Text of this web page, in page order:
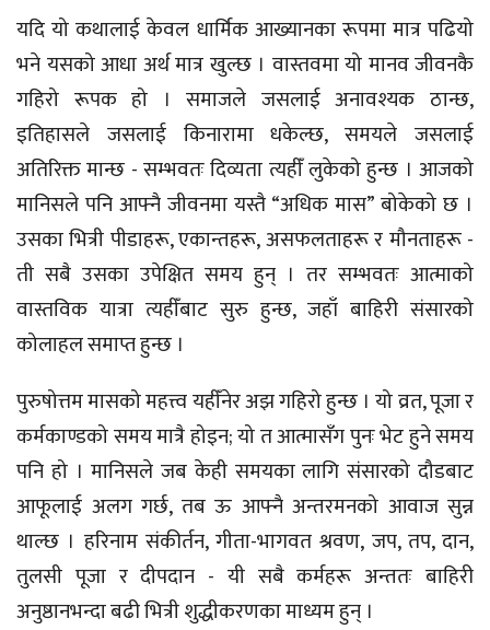
यदि यो कथालाई केवल धार्मिक आख्यानका रूपमा मात्र पढियो
भने यसको आधा अर्थ मात्र खुल्छ । वास्तवमा यो मानव जीवनकै
गहिरो रूपक हो । समाजले जसलाई अनावश्यक ठान्छ,
इतिहासले जसलाई किनारामा धकेल्छ, समयले जसलाई
अतिरिक्त मान्छ - सम्भवतः दिव्यता त्यहीँ लुकेको हुन्छ । आजको
मानिसले पनि आफ्नै जीवनमा यस्तै “अधिक मास” बोकेको छ ।
उसका भित्री पीडाहरू, एकान्तहरू, असफलताहरू र मौनताहरू -
ती सबै उसका उपेक्षित समय हुन् । तर सम्भवतः आत्माको
वास्तविक यात्रा त्यहीँबाट सुरु हुन्छ, जहाँ बाहिरी संसारको
कोलाहल समाप्त हुन्छ ।
पुरुषोत्तम मासको महत्त्व यहीँनेर अझ गहिरो हुन्छ । यो व्रत, पूजा र
कर्मकाण्डको समय मात्रै होइन; यो त आत्मासँग पुनः भेट हुने समय
पनि हो । मानिसले जब केही समयका लागि संसारको दौडबाट
आफूलाई अलग गर्छ, तब ऊ आफ्नै अन्तरमनको आवाज सुन्न
थाल्छ । हरिनाम संकीर्तन, गीता-भागवत श्रवण, जप, तप, दान,
तुलसी पूजा र दीपदान - यी सबै कर्महरू अन्ततः बाहिरी
अनुष्ठानभन्दा बढी भित्री शुद्धीकरणका माध्यम हुन् ।